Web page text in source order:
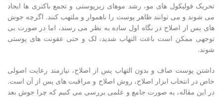
تحریک فولیکول های مو، رشد موهای زیرپوستی و تجمع باکتری ها ایجاد
می شوند و می توانند ظاهر پوست را ناهموار و ملتهب کنند. اگرچه جوش
های پس از اصلاح در نگاه اول ساده به نظر می رسند، اما در صورت بی
توجهی ممکن است باعث التهاب شدید، لک و حتی عفونت های پوستی
شوند.
داشتن پوست صاف و بدون التهاب پس از اصلاح، نیازمند رعایت اصولی
خاص در انتخاب ابزار اصلاح، روش اصلاح و مراقبت های پس از آن است.
در این مقاله، به صورت جامع و علمی بررسی می کنیم که چرا جوش بعد